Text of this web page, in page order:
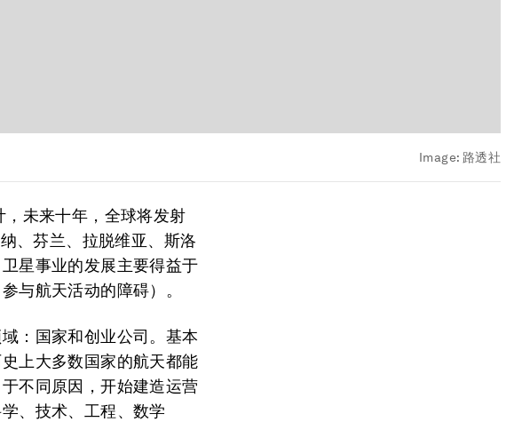
Image: 路透社
未来十年，全球将发射
、芬兰、拉脱维亚、斯洛
星事业的发展主要得益于
与航天活动的障碍）。
：国家和创业公司。基本
上大多数国家的航天都能
不同原因，开始建造运营
、技术、工程、数学